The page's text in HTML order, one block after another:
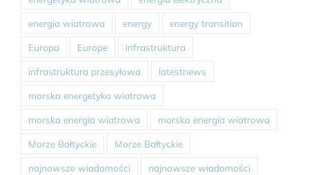
energia wiatrowa energy energy transition
Europa Europe infrastruktura
infrastruktura przesyłowa latestnews
morska energetyka wiatrowa
morska energia wiatrowa morska energia wiatrowa
Morze Bałtyckie Morze Bałtyckie
najnowsze wiadomości najnowsze wiadomości